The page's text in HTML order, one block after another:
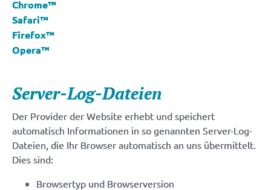
Chrome™
Safari™
Firefox™
Opera™
Server-Log-Dateien
Der Provider der Website erhebt und speichert
automatisch Informationen in so genannten Server-Log-
Dateien, die Ihr Browser automatisch an uns übermittelt.
Dies sind:
Browsertyp und Browserversion